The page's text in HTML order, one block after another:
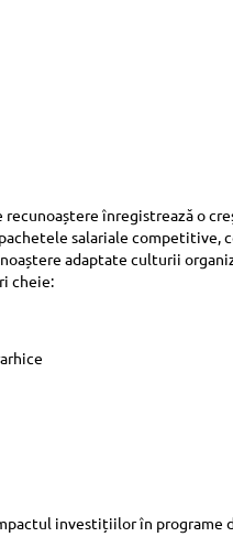
înregistrează o
salariale competitive,
adaptate culturii
cheie:
investițiilor în programe